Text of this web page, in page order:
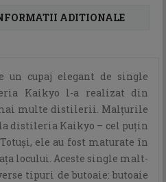
ADITIONALE
un cupaj elegant de single
Kaikyo l-a realizat din
multe distilerii. Malțurile
distileria Kaikyo – cel puțin
ele au fost maturate în
locului. Aceste single malt-
tipuri de butoaie: butoaie